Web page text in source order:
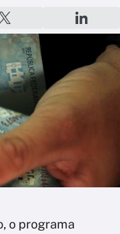
o programa